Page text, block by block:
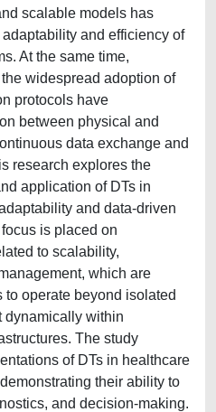
scalable models has
and efficiency of
At the same time,
widespread adoption of
protocols have
between physical and
data exchange and
research explores the
application of DTs in
and data-driven
is placed on
to scalability,
which are
operate beyond isolated
dynamically within
The study
of DTs in healthcare
their ability to
and decision-making.